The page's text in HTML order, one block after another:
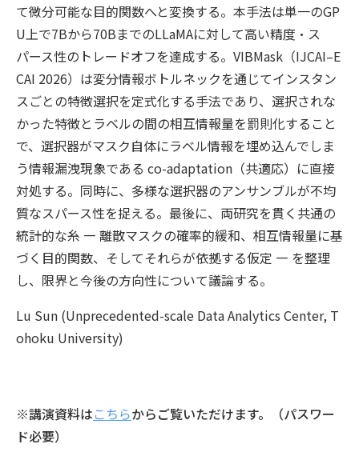
て微分可能な目的関数へと変換する。本手法は単一のGP
U上で7Bから70BまでのLLaMAに対して高い精度・ス
パース性のトレードオフを達成する。VIBMask（IJCAI–E
CAI 2026）は変分情報ボトルネックを通じてインスタン
スごとの特徴選択を定式化する手法であり、選択されな
かった特徴とラベルの間の相互情報量を罰則化すること
で、選択器がマスク自体にラベル情報を埋め込んでしま
う情報漏洩現象である co-adaptation（共適応）に直接
対処する。同時に、多様な選択器のアンサンブルが不均
質なスパース性を捉える。最後に、両研究を貫く共通の
統計的な糸 — 離散マスクの確率的緩和、相互情報量に基
づく目的関数、そしてそれらが依拠する仮定 — を整理
し、限界と今後の方向性について議論する。
Lu Sun (Unprecedented-scale Data Analytics Center, T
ohoku University)
※講演資料はこちらからご覧いただけます。（パスワー
ド必要）